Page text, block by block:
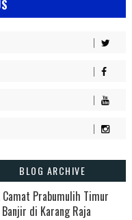
BLOG ARCHIVE
Camat Prabumulih Timur
di Karang Raja